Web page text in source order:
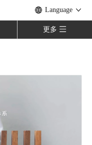
Language
更多